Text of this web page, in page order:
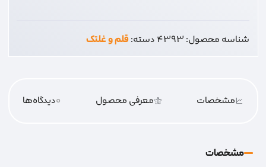
عدد
شناسه محصول:4393دسته:قلم و غلتک
مشخصات معرفی محصول 0دیدگاه‌‌ها
مشخصات